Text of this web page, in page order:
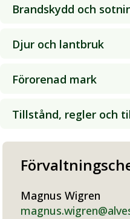
Brandskydd och
Djur och lantbruk
Förorenad mark
Tillstånd, regler och
Magnus Wigren